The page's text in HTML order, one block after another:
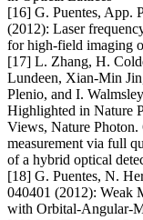
[16] G. Puentes, App.
(2012): Laser
for high-field imaging
[17] L. Zhang, H.
Lundeen, Xian-Min
Plenio, and I.
Highlighted in Nature
Views, Nature
measurement via full
of a hybrid optical
[18] G. Puentes, N.
040401 (2012): Weak
with Orbital-Angular-